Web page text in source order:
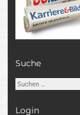
Suche
Suchen
Login